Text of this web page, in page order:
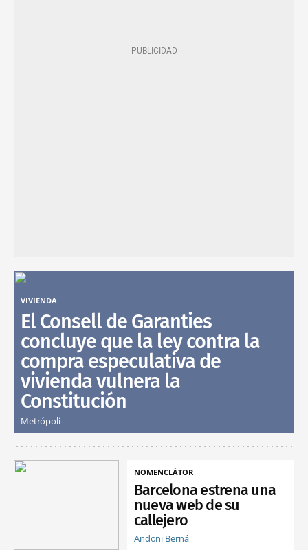
VIVIENDA
El Consell de Garanties
concluye que la ley contra la
compra especulativa de
vivienda vulnera la
Constitución
Metrópoli
NOMENCLÁTOR
Barcelona estrena una
nueva web de su
callejero
Andoni Berná